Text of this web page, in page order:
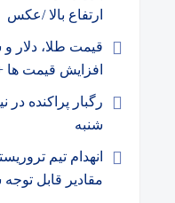
ارتفاع بالا /عکس
افزایش قیمت ها
رگبار پراکنده در
شنبه
انهدام تیم
مقادیر قابل